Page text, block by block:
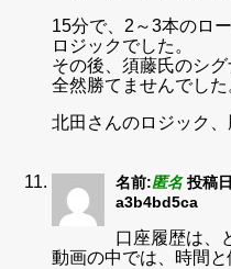
15分で、2～3本のロ
ロジックでした。
その後、須藤氏のシ
全然勝てませんでした
北田さんのロジック
名前:匿名 投稿
a3b4bd5ca
口座履歴は、
動画の中では、時間と